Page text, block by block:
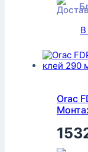
В
Orac